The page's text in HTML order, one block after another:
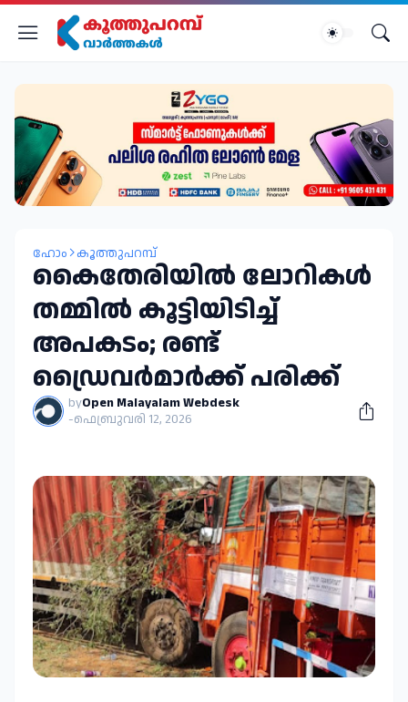
ഹോം കൂത്തുപറമ്പ്
കൈതേരിയിൽ ലോറികൾ
തമ്മിൽ കൂട്ടിയിടിച്ച്
അപകടം; രണ്ട്
ഡ്രൈവർമാർക്ക് പരിക്ക്
byOpen Malayalam Webdesk
-ഫെബ്രുവരി 12, 2026